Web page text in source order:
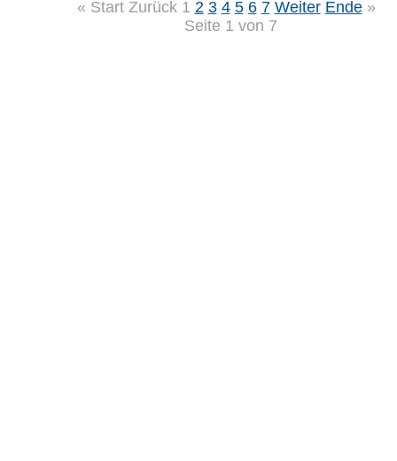
« Start Zurück 1 2 3 4 5 6 7 Weiter Ende »
Seite 1 von 7